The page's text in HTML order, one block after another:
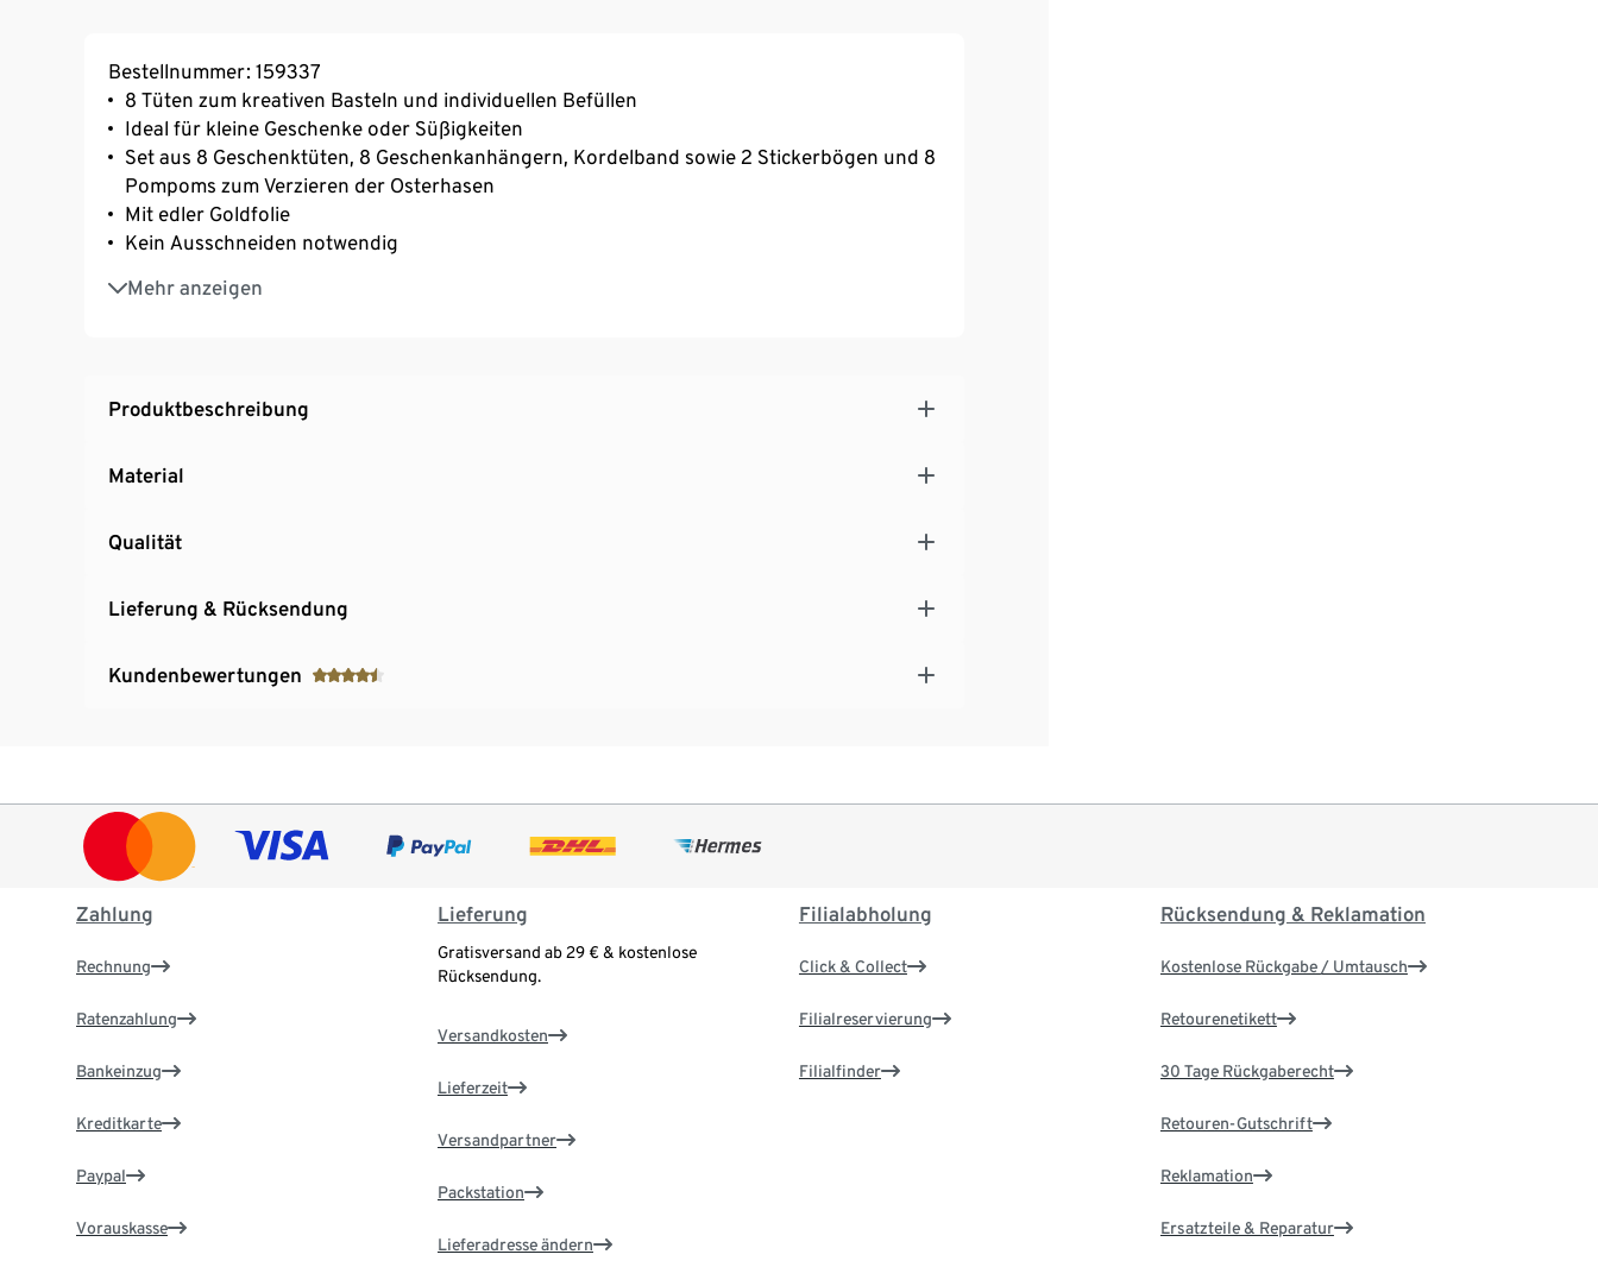
Bestellnummer: 159337
8 Tüten zum kreativen Basteln und individuellen Befüllen
Ideal für kleine Geschenke oder Süßigkeiten
Set aus 8 Geschenktüten, 8 Geschenkanhängern, Kordelband sowie 2 Stickerbögen und 8
Pompoms zum Verzieren der Osterhasen
Mit edler Goldfolie
Kein Ausschneiden notwendig
Mehr anzeigen
Inkl. Bastelanleitung
Produktbeschreibung
Material
Qualität
Lieferung & Rücksendung
Kundenbewertungen
Zahlung
Rechnung
Ratenzahlung
Bankeinzug
Kreditkarte
Paypal
Vorauskasse
Lieferung
Gratisversand ab 29 € & kostenlose
Rücksendung.
Versandkosten
Lieferzeit
Versandpartner
Packstation
Lieferadresse ändern
Filialabholung
Click & Collect
Filialreservierung
Filialfinder
Rücksendung & Reklamation
Kostenlose Rückgabe / Umtausch
Retourenetikett
30 Tage Rückgaberecht
Retouren-Gutschrift
Reklamation
Ersatzteile & Reparatur